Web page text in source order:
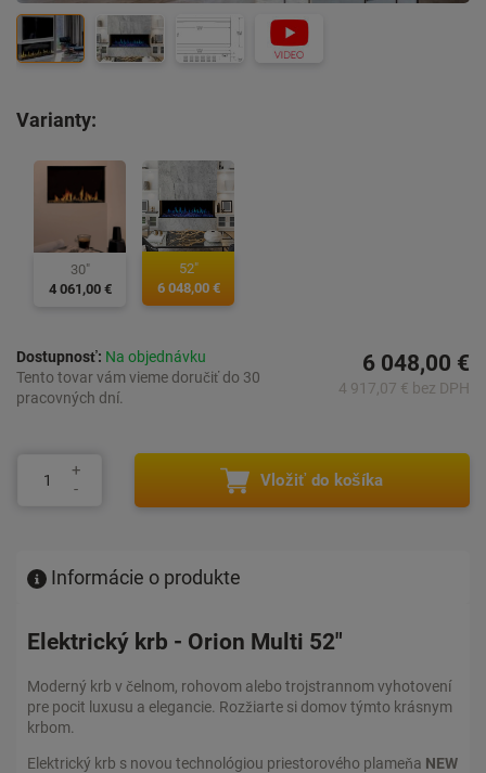
Varianty:
30"
4 061,00 €
52"
6 048,00 €
Dostupnosť: Na objednávku
Tento tovar vám vieme doručiť do 30
pracovných dní.
6 048,00 €
4 917,07 € bez DPH
Vložiť do košíka
Informácie o produkte
Elektrický krb - Orion Multi 52"
Moderný krb v čelnom, rohovom alebo trojstrannom vyhotovení
pre pocit luxusu a elegancie. Rozžiarte si domov týmto krásnym
krbom.
Elektrický krb s novou technológiou priestorového plameňa NEW